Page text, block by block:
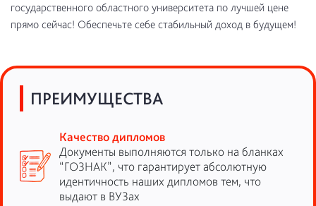
государственного областного университета по лучшей цене
прямо сейчас! Обеспечьте себе стабильный доход в будущем!
ПРЕИМУЩЕСТВА
Качество дипломов
Документы выполняются только на бланках
“ГОЗНАК”, что гарантирует абсолютную
идентичность наших дипломов тем, что
выдают в ВУЗах